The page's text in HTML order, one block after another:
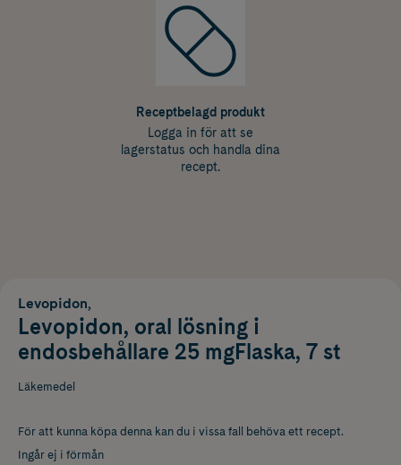
Receptbelagd produkt
Logga in för att se
lagerstatus och handla dina
recept.
Levopidon,
Levopidon, oral lösning i
endosbehållare 25 mgFlaska, 7 st
Läkemedel
För att kunna köpa denna kan du i vissa fall behöva ett recept.
Ingår ej i förmån